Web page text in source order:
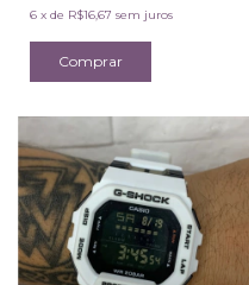
6 x de R$16,67 sem juros